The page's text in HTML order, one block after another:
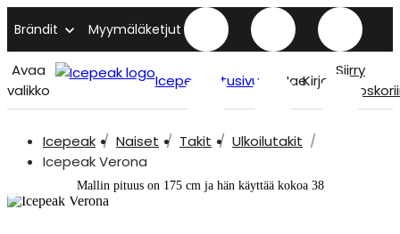
Brändit Myymäläketjut
Avaa
valikko
Icepeak etusivu HaeKirjaudu
Siirry
Icepeak Naiset Takit
Ulkoilutakit
Icepeak Verona
Mallin pituus on 175 cm ja hän käyttää kokoa 38